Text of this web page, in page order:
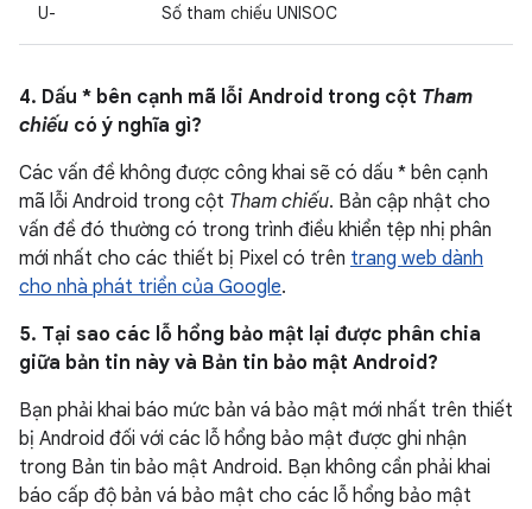
U- Số tham chiếu UNISOC
4. Dấu * bên cạnh mã lỗi Android trong cột Tham
chiếu có ý nghĩa gì?
Các vấn đề không được công khai sẽ có dấu * bên cạnh
mã lỗi Android trong cột Tham chiếu. Bản cập nhật cho
vấn đề đó thường có trong trình điều khiển tệp nhị phân
mới nhất cho các thiết bị Pixel có trên trang web dành
cho nhà phát triển của Google.
5. Tại sao các lỗ hổng bảo mật lại được phân chia
giữa bản tin này và Bản tin bảo mật Android?
Bạn phải khai báo mức bản vá bảo mật mới nhất trên thiết
bị Android đối với các lỗ hổng bảo mật được ghi nhận
trong Bản tin bảo mật Android. Bạn không cần phải khai
báo cấp độ bản vá bảo mật cho các lỗ hổng bảo mật